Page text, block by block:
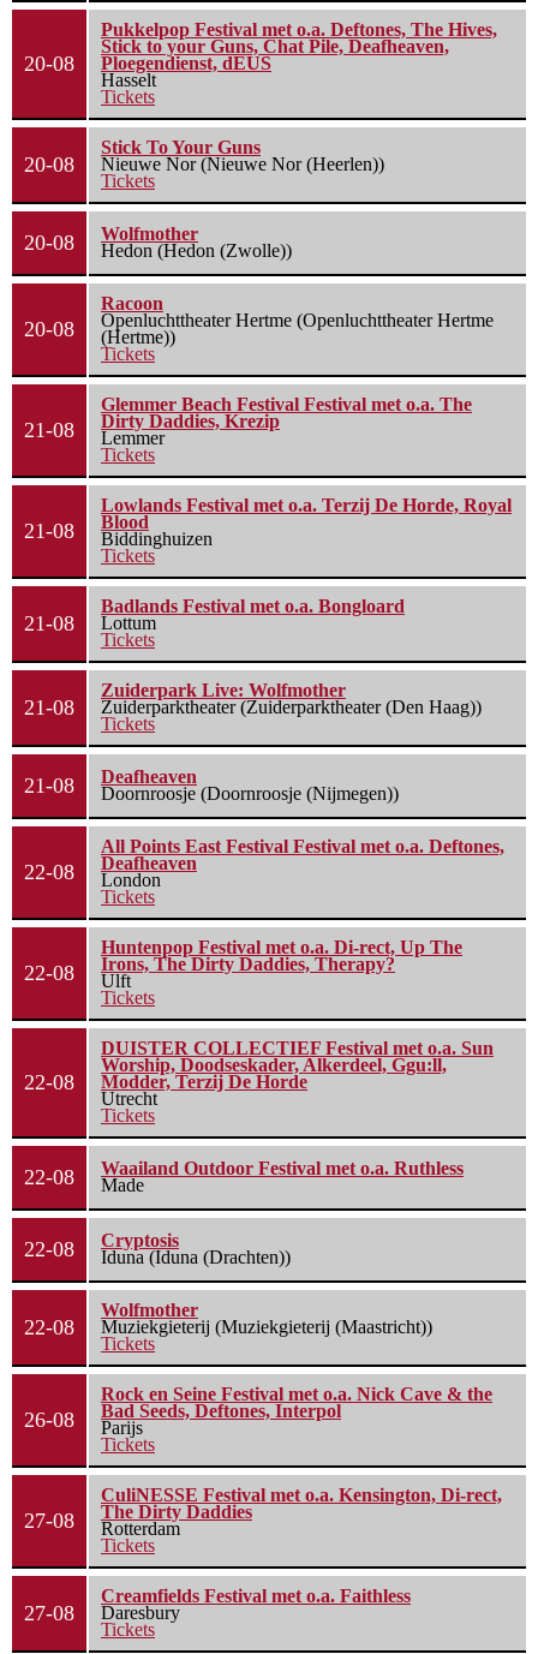
20-08
Pukkelpop Festival met o.a. Deftones, The Hives,
Stick to your Guns, Chat Pile, Deafheaven,
Ploegendienst, dEUS
Hasselt
Tickets
20-08
Stick To Your Guns
Nieuwe Nor (Nieuwe Nor (Heerlen))
Tickets
20-08
Wolfmother
Hedon (Hedon (Zwolle))
20-08
Racoon
Openluchttheater Hertme (Openluchttheater Hertme
(Hertme))
Tickets
21-08
Glemmer Beach Festival Festival met o.a. The
Dirty Daddies, Krezip
Lemmer
Tickets
21-08
Lowlands Festival met o.a. Terzij De Horde, Royal
Blood
Biddinghuizen
Tickets
21-08
Badlands Festival met o.a. Bongloard
Lottum
Tickets
21-08
Zuiderpark Live: Wolfmother
Zuiderparktheater (Zuiderparktheater (Den Haag))
Tickets
21-08
Deafheaven
Doornroosje (Doornroosje (Nijmegen))
22-08
All Points East Festival Festival met o.a. Deftones,
Deafheaven
London
Tickets
22-08
Huntenpop Festival met o.a. Di-rect, Up The
Irons, The Dirty Daddies, Therapy?
Ulft
Tickets
22-08
DUISTER COLLECTIEF Festival met o.a. Sun
Worship, Doodseskader, Alkerdeel, Ggu:ll,
Modder, Terzij De Horde
Utrecht
Tickets
22-08
Waailand Outdoor Festival met o.a. Ruthless
Made
22-08
Cryptosis
Iduna (Iduna (Drachten))
22-08
Wolfmother
Muziekgieterij (Muziekgieterij (Maastricht))
Tickets
26-08
Rock en Seine Festival met o.a. Nick Cave & the
Bad Seeds, Deftones, Interpol
Parijs
Tickets
27-08
CuliNESSE Festival met o.a. Kensington, Di-rect,
The Dirty Daddies
Rotterdam
Tickets
27-08
Creamfields Festival met o.a. Faithless
Daresbury
Tickets